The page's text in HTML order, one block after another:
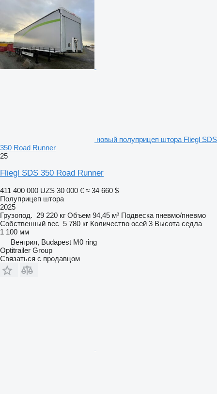
новый полуприцеп штора Fliegl SDS
350 Road Runner
25
Fliegl SDS 350 Road Runner
411 400 000 UZS 30 000 € ≈ 34 660 $
Полуприцеп штора
2025
Грузопод. 29 220 кг Объем 94,45 м³ Подвеска пневмо/пневмо
Собственный вес 5 780 кг Количество осей 3 Высота седла
1 100 мм
Венгрия, Budapest M0 ring
Optitrailer Group
Связаться с продавцом